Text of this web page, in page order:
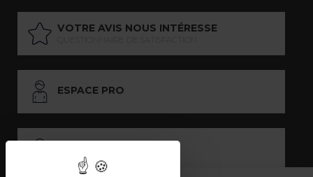
VOTRE AVIS NOUS INTÉRESSE
ESPACE PRO